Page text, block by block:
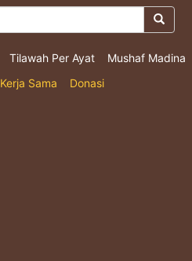
Tilawah Per Ayat
Mushaf Madina
Kerja Sama Donasi